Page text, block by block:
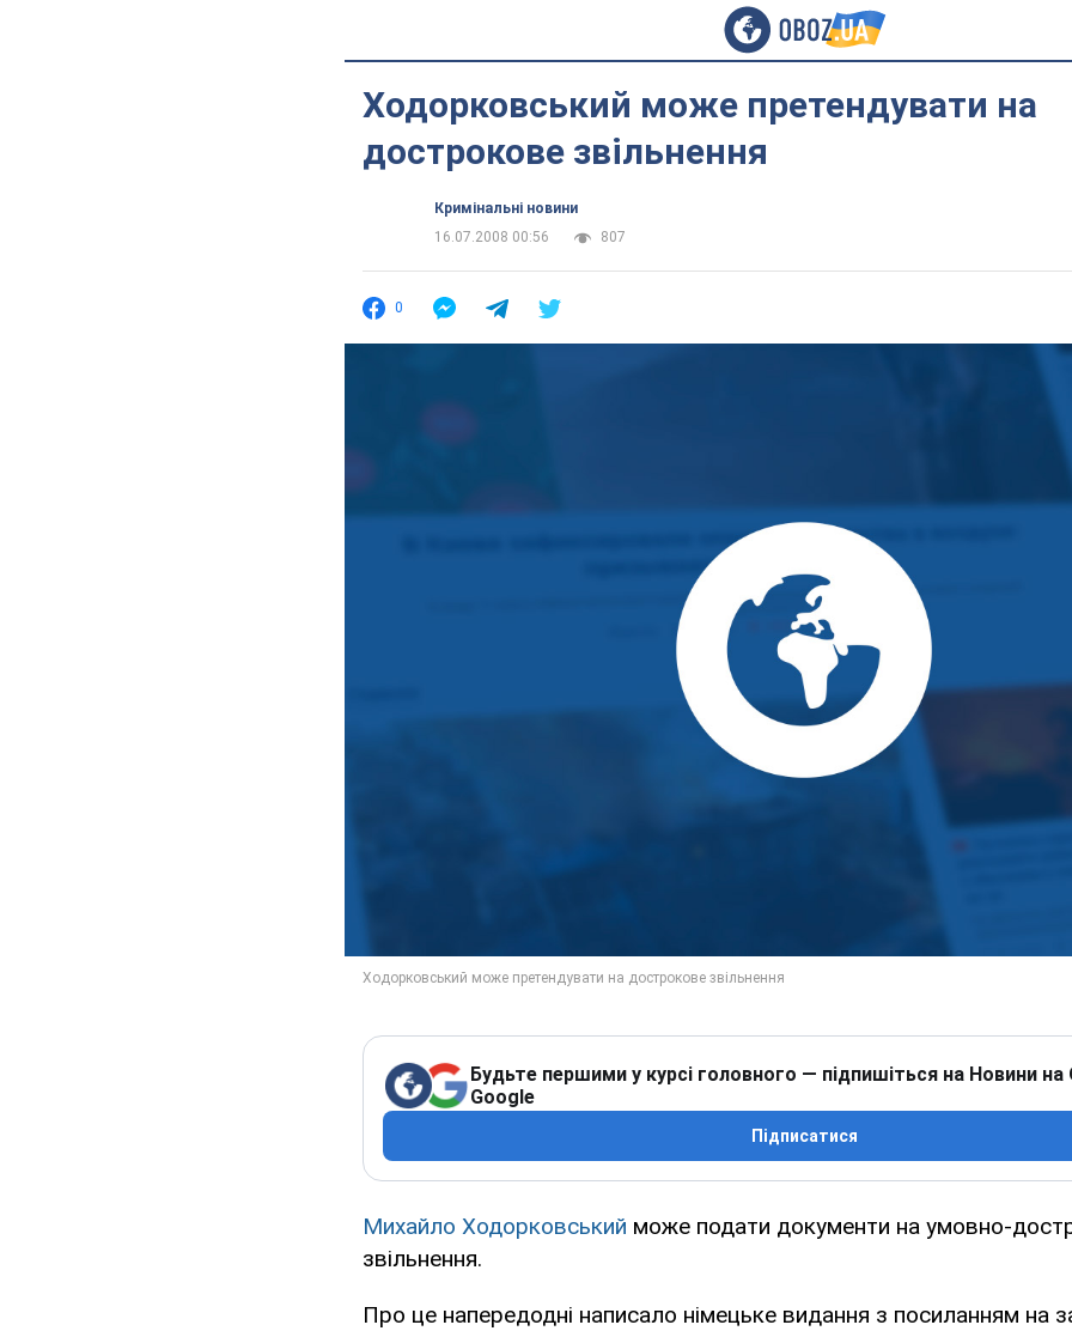
Ходорковський може претендувати на
дострокове звільнення
Кримінальні новини
16.07.2008 00:56
807
0
Будьте першими у курсі головного — підпишіться на Новини на
Google
Підписатися
Михайло Ходорковський може подати документи на умовно-
звільнення.
Про це напередодні написало німецьке видання з посиланням на